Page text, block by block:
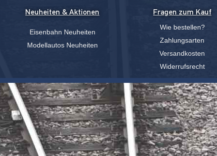
Neuheiten & Aktionen
Eisenbahn Neuheiten
Modellautos Neuheiten
Fragen zum Kauf
Wie bestellen?
Zahlungsarten
Versandkosten
Widerrufsrecht